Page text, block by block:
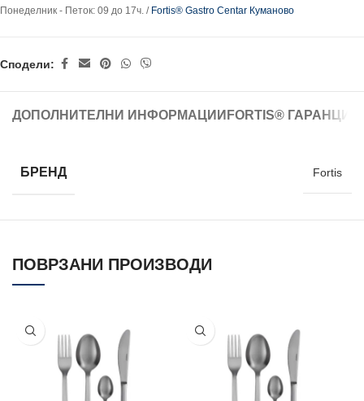
Понеделник - Петок: 09 до 17ч. / Fortis® Gastro Centar Куманово
Сподели:
ДОПОЛНИТЕЛНИ ИНФОРМАЦИИ FORTIS®
БРЕНД Fortis
ПОВРЗАНИ ПРОИЗВОДИ